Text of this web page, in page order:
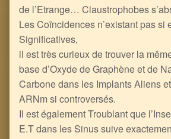
de l’Etrange… Claustrophobes
Les Coïncidences n’existant pas si
Significatives,
il est très curieux de trouver la
base d’Oxyde de Graphène et de
Carbone dans les Implants Aliens
ARNm si controversés.
Il est également Troublant que
E.T dans les Sinus suive